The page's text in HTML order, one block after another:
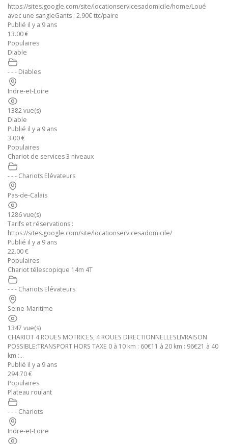
https://sites.google.com/site/locationservicesadomicile/home/Loué
avec une sangleGants : 2.90€ ttc/paire
Publié il y a 9 ans
13.00 €
Populaires
Diable
- - - Diables
Indre-et-Loire
1382 vue(s)
Diable
Publié il y a 9 ans
3.00 €
Populaires
Chariot de services 3 niveaux
- - - Chariots Elévateurs
Pas-de-Calais
1286 vue(s)
Tarifs et réservations :
https://sites.google.com/site/locationservicesadomicile/
Publié il y a 9 ans
22.00 €
Populaires
Chariot télescopique 14m 4T
- - - Chariots Elévateurs
Seine-Maritime
1347 vue(s)
CHARIOT 4 ROUES MOTRICES, 4 ROUES DIRECTIONNELLESLIVRAISON
POSSIBLE:TRANSPORT HORS TAXE 0 à 10 km : 60€11 à 20 km : 96€21 à 40
km :...
Publié il y a 9 ans
294.70 €
Populaires
Plateau roulant
- - - Chariots
Indre-et-Loire